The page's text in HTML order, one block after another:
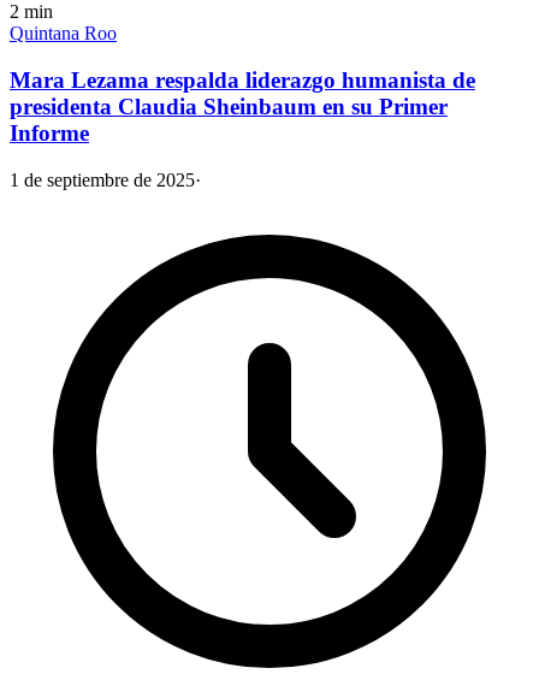
2 min
Quintana Roo
Mara Lezama respalda liderazgo humanista de
presidenta Claudia Sheinbaum en su Primer
Informe
1 de septiembre de 2025·